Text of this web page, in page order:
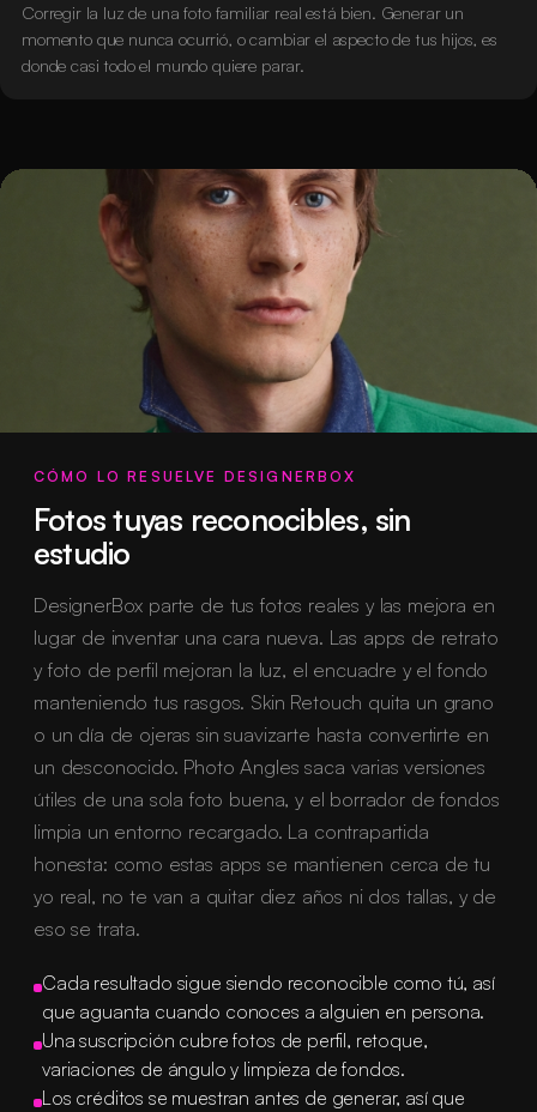
Corregir la luz de una foto familiar real está bien. Generar un
momento que nunca ocurrió, o cambiar el aspecto de tus hijos, es
donde casi todo el mundo quiere parar.
CÓMO LO RESUELVE DESIGNERBOX
Fotos tuyas reconocibles, sin
estudio
DesignerBox parte de tus fotos reales y las mejora en
lugar de inventar una cara nueva. Las apps de retrato
y foto de perfil mejoran la luz, el encuadre y el fondo
manteniendo tus rasgos. Skin Retouch quita un grano
o un día de ojeras sin suavizarte hasta convertirte en
un desconocido. Photo Angles saca varias versiones
útiles de una sola foto buena, y el borrador de fondos
limpia un entorno recargado. La contrapartida
honesta: como estas apps se mantienen cerca de tu
yo real, no te van a quitar diez años ni dos tallas, y de
eso se trata.
Cada resultado sigue siendo reconocible como tú, así
que aguanta cuando conoces a alguien en persona.
Una suscripción cubre fotos de perfil, retoque,
variaciones de ángulo y limpieza de fondos.
Los créditos se muestran antes de generar, así que